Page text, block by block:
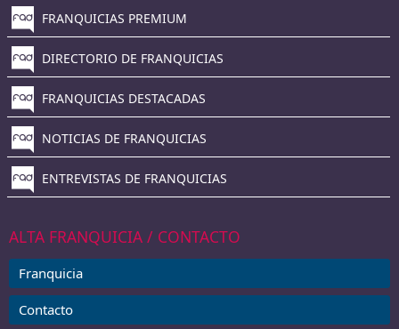
FRANQUICIAS PREMIUM
DIRECTORIO DE FRANQUICIAS
FRANQUICIAS DESTACADAS
NOTICIAS DE FRANQUICIAS
ENTREVISTAS DE FRANQUICIAS
ALTA FRANQUICIA / CONTACTO